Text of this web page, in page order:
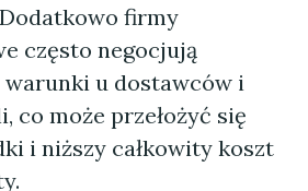
firmy
często negocjują
u dostawców i
co może przełożyć się
i niższy całkowity koszt